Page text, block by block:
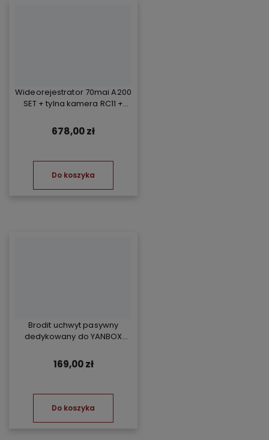
Wideorejestrator 70mai A200
SET + tylna kamera RC11 +
678,00 zł
Do koszyka
Brodit uchwyt pasywny
dedykowany do YANBOX
169,00 zł
Do koszyka